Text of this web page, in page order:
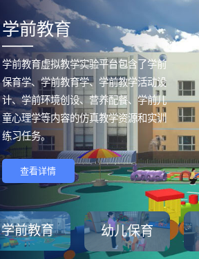
学前教育
——
学前教育虚拟教学实验平台包含了学前
保育学、学前教育学、学前教学活动设
计、学前环境创设、营养配餐、学前儿
童心理学等内容的仿真教学资源和实训
练习任务。
查看详情
学前教育 幼儿保育